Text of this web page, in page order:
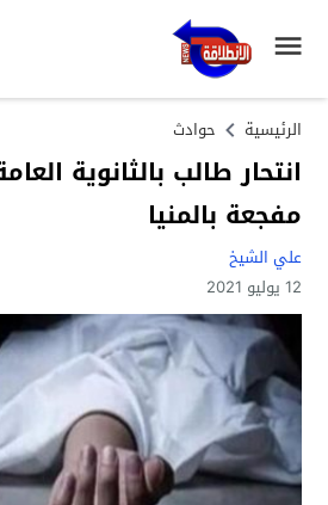
الرئيسية حوادث
انتحار طالب بالثانوية
مفجعة بالمنيا
علي الشيخ
12 يوليو 2021